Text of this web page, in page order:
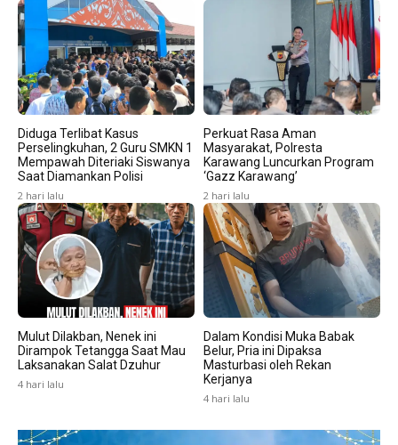
Diduga Terlibat Kasus
Perselingkuhan, 2 Guru SMKN 1
Mempawah Diteriaki Siswanya
Saat Diamankan Polisi
2 hari lalu
Perkuat Rasa Aman
Masyarakat, Polresta
Karawang Luncurkan Program
‘Gazz Karawang’
2 hari lalu
Mulut Dilakban, Nenek ini
Dirampok Tetangga Saat Mau
Laksanakan Salat Dzuhur
4 hari lalu
Dalam Kondisi Muka Babak
Belur, Pria ini Dipaksa
Masturbasi oleh Rekan
Kerjanya
4 hari lalu